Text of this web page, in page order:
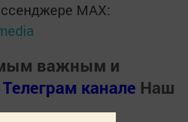
MАХ:
важным и
Телеграм канале Наш